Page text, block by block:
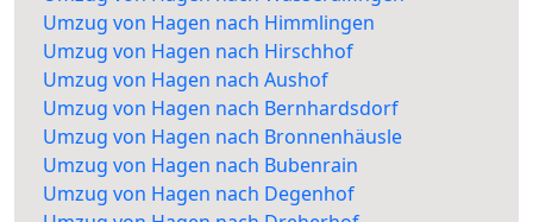
Umzug von Hagen nach Himmlingen
Umzug von Hagen nach Hirschhof
Umzug von Hagen nach Aushof
Umzug von Hagen nach Bernhardsdorf
Umzug von Hagen nach Bronnenhäusle
Umzug von Hagen nach Bubenrain
Umzug von Hagen nach Degenhof